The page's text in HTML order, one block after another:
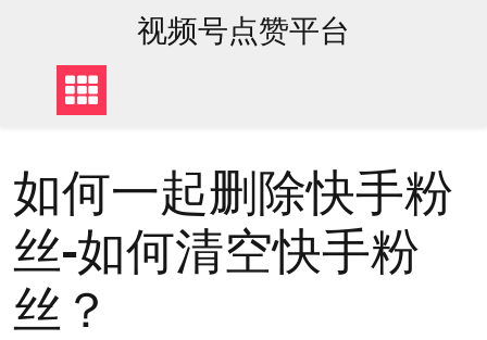
视频号点赞平台
如何一起删除快手粉
丝-如何清空快手粉
丝？